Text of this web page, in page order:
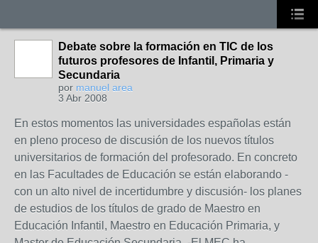
Debate sobre la formación en TIC de los
futuros profesores de Infantil, Primaria y
Secundaria
por manuel area
3 Abr 2008
En estos momentos las universidades españolas están
en pleno proceso de discusión de los nuevos títulos
universitarios de formación del profesorado. En concreto
en las Facultades de Educación se están elaborando -
con un alto nivel de incertidumbre y discusión- los planes
de estudios de los títulos de grado de Maestro en
Educación Infantil, Maestro en Educación Primaria, y